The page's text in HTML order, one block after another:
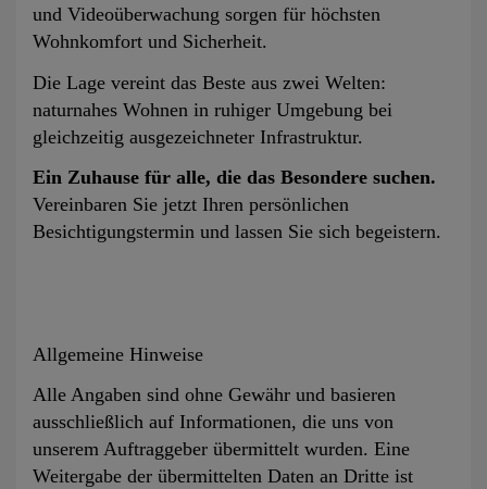
und Videoüberwachung sorgen für höchsten
Wohnkomfort und Sicherheit.
Die Lage vereint das Beste aus zwei Welten:
naturnahes Wohnen in ruhiger Umgebung bei
gleichzeitig ausgezeichneter Infrastruktur.
Ein Zuhause für alle, die das Besondere suchen.
Vereinbaren Sie jetzt Ihren persönlichen
Besichtigungstermin und lassen Sie sich begeistern.
Allgemeine Hinweise
Alle Angaben sind ohne Gewähr und basieren
ausschließlich auf Informationen, die uns von
unserem Auftraggeber übermittelt wurden. Eine
Weitergabe der übermittelten Daten an Dritte ist